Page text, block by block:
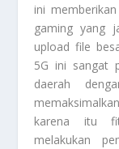
ini
gaming yang
upload file
5G ini sangat
daerah
karena itu
melakukan